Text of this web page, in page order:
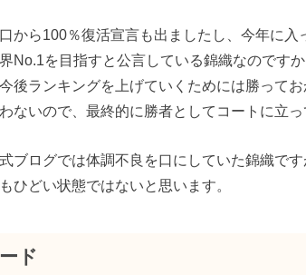
から100％復活宣言も出ましたし、今年に
No.1を目指すと公言している錦織なのです
後ランキングを上げていくためには勝って
ないので、最終的に勝者としてコートに立っ
ブログでは体調不良を口にしていた錦織で
ひどい状態ではないと思います。
ド